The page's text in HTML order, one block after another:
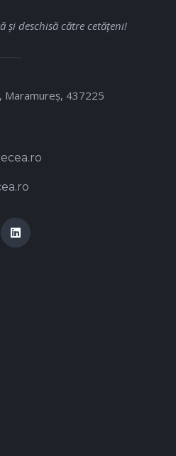
şi deschisă către cetăţeni!
Maramureş, 437225